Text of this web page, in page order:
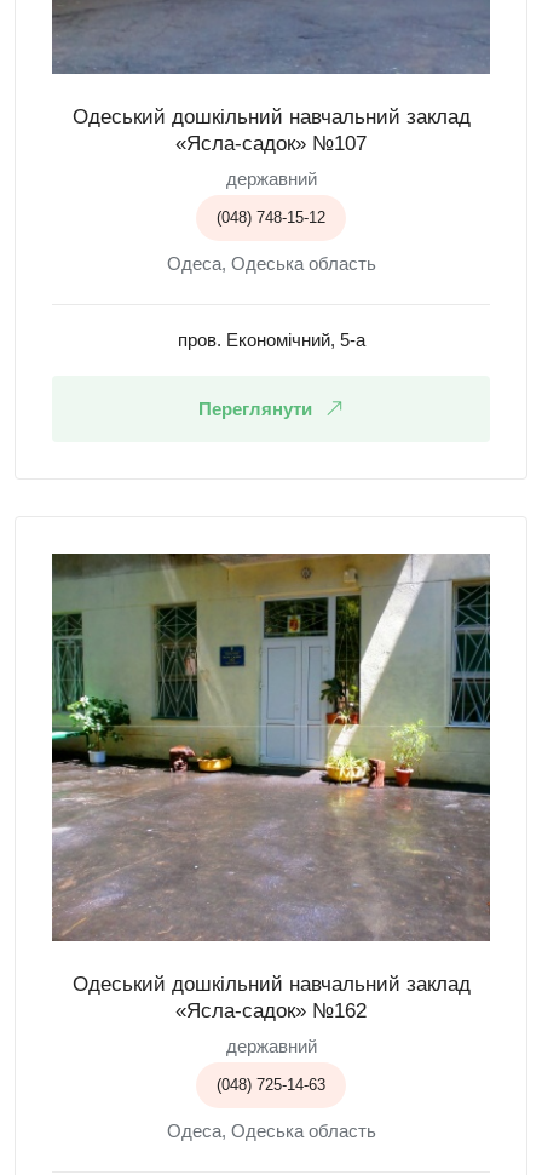
Одеський дошкільний навчальний заклад
«Ясла-садок» №107
державний
(048) 748-15-12
Одеса, Одеська область
пров. Економічний, 5-а
Переглянути
Одеський дошкільний навчальний заклад
«Ясла-садок» №162
державний
(048) 725-14-63
Одеса, Одеська область